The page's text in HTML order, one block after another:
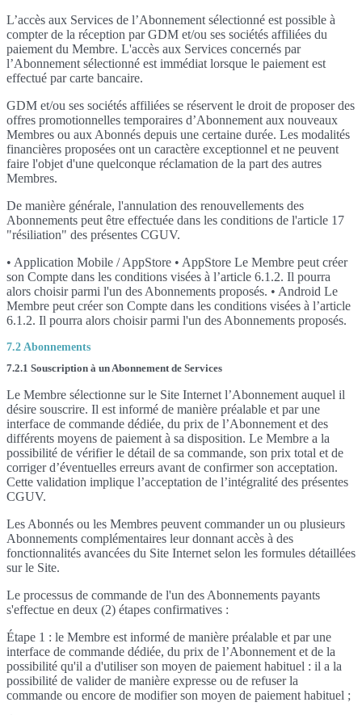
L’accès aux Services de l’Abonnement sélectionné est possible à
compter de la réception par GDM et/ou ses sociétés affiliées du
paiement du Membre. L'accès aux Services concernés par
l’Abonnement sélectionné est immédiat lorsque le paiement est
effectué par carte bancaire.
GDM et/ou ses sociétés affiliées se réservent le droit de proposer des
offres promotionnelles temporaires d’Abonnement aux nouveaux
Membres ou aux Abonnés depuis une certaine durée. Les modalités
financières proposées ont un caractère exceptionnel et ne peuvent
faire l'objet d'une quelconque réclamation de la part des autres
Membres.
De manière générale, l'annulation des renouvellements des
Abonnements peut être effectuée dans les conditions de l'article 17
"résiliation" des présentes CGUV.
• Application Mobile / AppStore • AppStore Le Membre peut créer
son Compte dans les conditions visées à l’article 6.1.2. Il pourra
alors choisir parmi l'un des Abonnements proposés. • Android Le
Membre peut créer son Compte dans les conditions visées à l’article
6.1.2. Il pourra alors choisir parmi l'un des Abonnements proposés.
7.2 Abonnements
7.2.1 Souscription à un Abonnement de Services
Le Membre sélectionne sur le Site Internet l’Abonnement auquel il
désire souscrire. Il est informé de manière préalable et par une
interface de commande dédiée, du prix de l’Abonnement et des
différents moyens de paiement à sa disposition. Le Membre a la
possibilité de vérifier le détail de sa commande, son prix total et de
corriger d’éventuelles erreurs avant de confirmer son acceptation.
Cette validation implique l’acceptation de l’intégralité des présentes
CGUV.
Les Abonnés ou les Membres peuvent commander un ou plusieurs
Abonnements complémentaires leur donnant accès à des
fonctionnalités avancées du Site Internet selon les formules détaillées
sur le Site.
Le processus de commande de l'un des Abonnements payants
s'effectue en deux (2) étapes confirmatives :
Étape 1 : le Membre est informé de manière préalable et par une
interface de commande dédiée, du prix de l’Abonnement et de la
possibilité qu'il a d'utiliser son moyen de paiement habituel : il a la
possibilité de valider de manière expresse ou de refuser la
commande ou encore de modifier son moyen de paiement habituel ;